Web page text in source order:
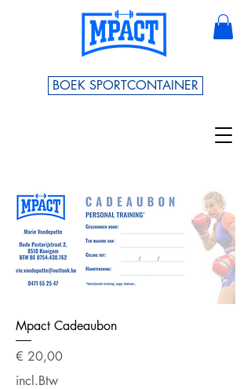
BOEK SPORTCONTAINER
Mpact Cadeaubon
Prijs
€ 20,00
incl.Btw